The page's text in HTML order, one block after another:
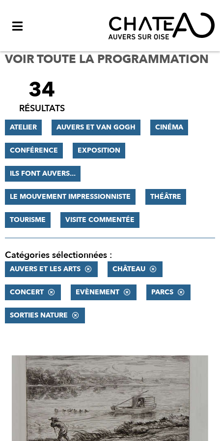
VOIR TOUTE LA PROGRAMMATION
FILTRER
RÉSULTATS
34
RÉSULTATS
ATELIER AUVERS ET VAN GOGH CINÉMA
CONFÉRENCE EXPOSITION
ILS FONT AUVERS...
LE MOUVEMENT IMPRESSIONNISTE THÉÂTRE
TOURISME VISITE COMMENTÉE
Catégories sélectionnées :
AUVERS ET LES ARTS CHÂTEAU
CONCERT EVÈNEMENT PARCS
SORTIES NATURE
RÉSULTATS